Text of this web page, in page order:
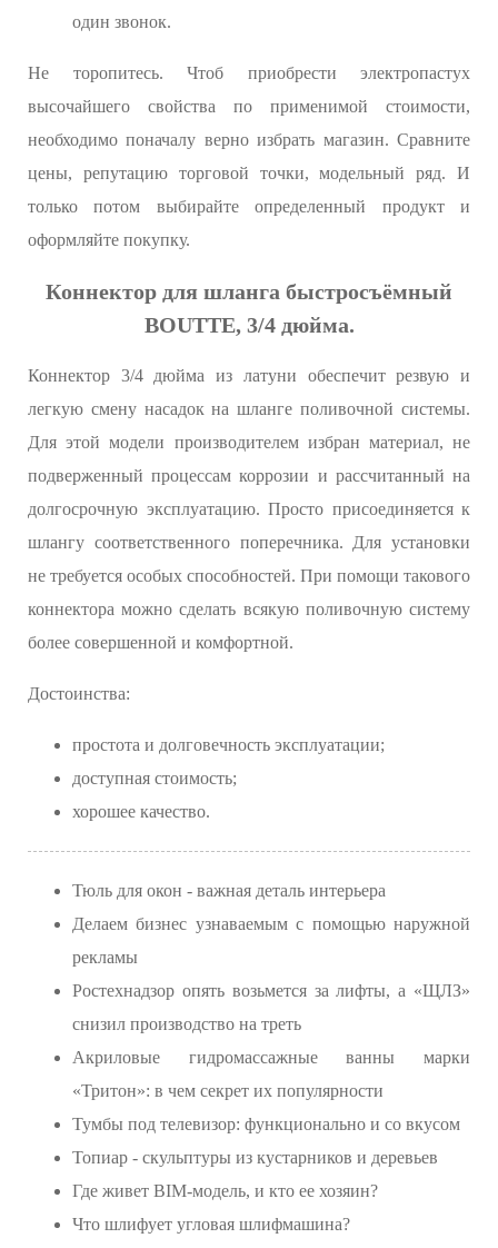
один звонок.
Не торопитесь. Чтоб приобрести электропастух
высочайшего свойства по применимой стоимости,
необходимо поначалу верно избрать магазин. Сравните
цены, репутацию торговой точки, модельный ряд. И
только потом выбирайте определенный продукт и
оформляйте покупку.
Коннектор для шланга быстросъёмный
BOUTTE, 3/4 дюйма.
Коннектор 3/4 дюйма из латуни обеспечит резвую и
легкую смену насадок на шланге поливочной системы.
Для этой модели производителем избран материал, не
подверженный процессам коррозии и рассчитанный на
долгосрочную эксплуатацию. Просто присоединяется к
шлангу соответственного поперечника. Для установки
не требуется особых способностей. При помощи такового
коннектора можно сделать всякую поливочную систему
более совершенной и комфортной.
Достоинства:
простота и долговечность эксплуатации;
доступная стоимость;
хорошее качество.
Тюль для окон - важная деталь интерьера
Делаем бизнес узнаваемым с помощью наружной
рекламы
Ростехнадзор опять возьмется за лифты, а «ЩЛЗ»
снизил производство на треть
Акриловые гидромассажные ванны марки
«Тритон»: в чем секрет их популярности
Тумбы под телевизор: функционально и со вкусом
Топиар - скульптуры из кустарников и деревьев
Где живет BIM-модель, и кто ее хозяин?
Что шлифует угловая шлифмашина?